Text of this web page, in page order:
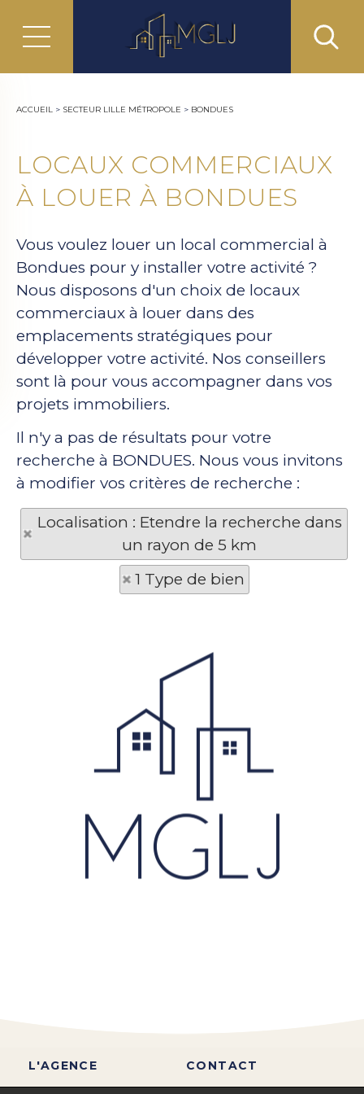
ACCUEIL > SECTEUR LILLE MÉTROPOLE > BONDUES
LOCAUX COMMERCIAUX
À LOUER À BONDUES
Vous voulez louer un local commercial à
Bondues pour y installer votre activité ?
Nous disposons d'un choix de locaux
commerciaux à louer dans des
emplacements stratégiques pour
développer votre activité. Nos conseillers
sont là pour vous accompagner dans vos
projets immobiliers.
Il n'y a pas de résultats pour votre
recherche à BONDUES. Nous vous invitons
à modifier vos critères de recherche :
Localisation : Etendre la recherche dans
un rayon de 5 km
1 Type de bien
L'AGENCE CONTACT